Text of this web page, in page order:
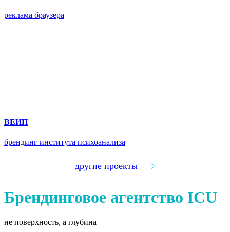
реклама браузера
ВЕИП
брендинг института психоанализа
другие проекты
Брендинговое агентство ICU
не поверхность, а глубина